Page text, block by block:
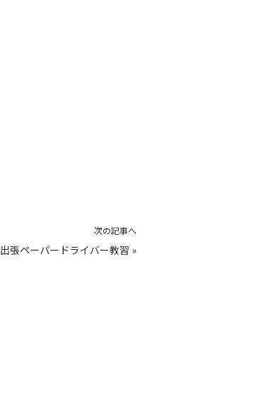
次の記事へ
出張ペーパードライバー教習 »